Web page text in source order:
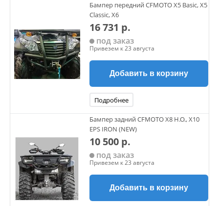
Бампер передний CFMOTO X5 Basic, X5
Classic, X6
16 731 р.
под заказ
Привезем к 23 августа
Добавить в корзину
Подробнее
Бампер задний CFMOTO X8 H.O., X10
EPS IRON (NEW)
10 500 р.
под заказ
Привезем к 23 августа
Добавить в корзину